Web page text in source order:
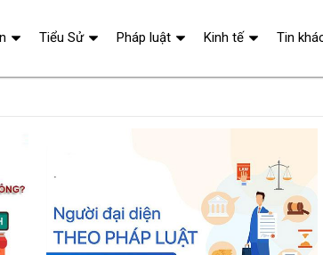
Tiểu Sử Pháp luật Kinh tế Tin